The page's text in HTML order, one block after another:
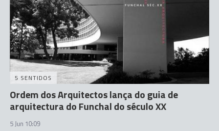
5 SENTIDOS
Ordem dos Arquitectos lança do guia de
arquitectura do Funchal do século XX
5 Jun 10:09